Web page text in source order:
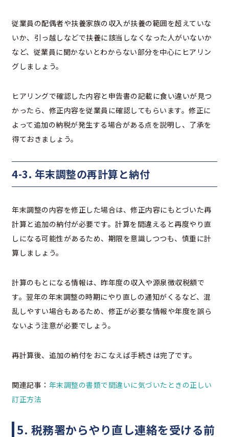
従業員の配偶者や扶養家族の収入が扶養の範囲を超えていな
いか、引っ越しなどで扶養に該当しなくなった人がいないか
など、従業員に聞かないとわからない部分を中心にヒアリン
グしましょう。
ヒアリングで確認した内容と申告書の記載に食い違いが見つ
かったら、修正内容を従業員に確認してもらいます。修正に
よって追加の納税が発生する場合がある点を説明し、了承を
得ておきましょう。
4-3. 年末調整の再計算と納付
年末調整の内容を修正した場合は、修正内容にもとづいた再
計算と追加の納付が必要です。計算を間違えると再度やり直
しになる可能性があるため、期限を意識しつつも、慎重に計
算しましょう。
計算のもとになる情報は、昨年度の収入や源泉徴収税額で
す。翌年の年末調整の時期にやり直しの通知がくるなど、混
乱しやすい場合もあるため、修正が必要な情報や年度を誤ら
ないよう注意が必要でしょう。
再計算後、追加の納付をおこなえば手続きは完了です。
関連記事： 年末調整の書類で間違いに気づいたときの正しい
訂正方法
5. 税務署からやり直し連絡を受ける前